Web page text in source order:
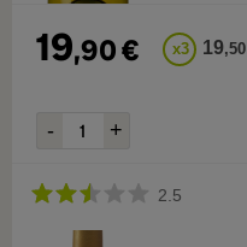
19,90€ x3 19,50
2.5